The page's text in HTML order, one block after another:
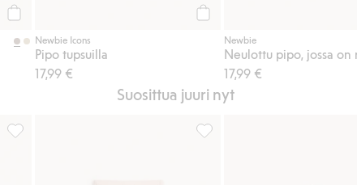
Newbie Icons
Pipo tupsuilla
17,99 €
Newbie
Neulottu pipo, jossa on
17,99 €
Suosittua juuri nyt